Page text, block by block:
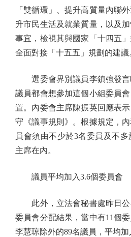
「雙循環」、提升高質量內聯
升市民生活及就業質量，以及
事宜，檢視其與國家「十四五
全面對接「十五五」規劃的建議
選委會界別議員李鎮強發言
議員都會想參加這個小組委員
置。內委會主席陳振英回應表
守《議事規則》。根據規定，
員會須由不少於3名委員及不
主席在內。
議員平均加入3.6個委員會
此外，立法會秘書處昨日公
委員會分配結果，當中有11個
李慧琼除外的89名議員，平均